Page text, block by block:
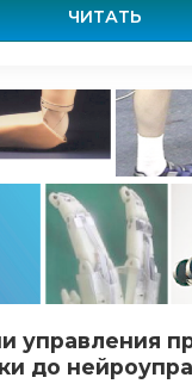
ЧИТАТЬ
управления
до